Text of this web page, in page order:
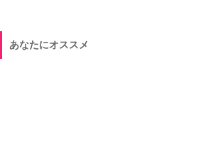
あなたにオススメ